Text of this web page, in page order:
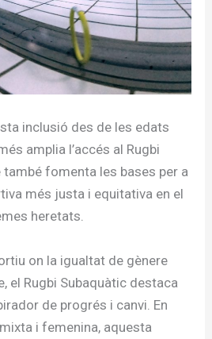
inclusió des de les edats
amplia l’accés al Rugbi
també fomenta les bases per a
més justa i equitativa en el
heretats.
on la igualtat de gènere
el Rugbi Subaquàtic destaca
de progrés i canvi. En
i femenina, aquesta